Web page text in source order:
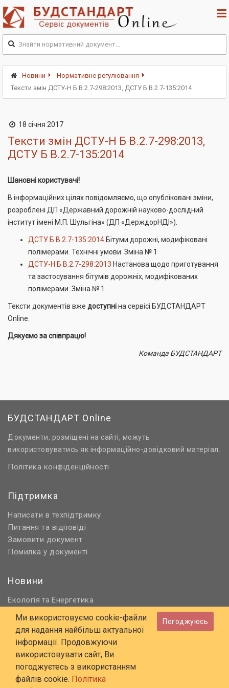
Новини
Нормативне регулювання
Тексти змін ДСТУ-Н Б В.2.7-298:2013, ДСТУ Б В.2.7-135:2014
18 січня 2017
Тексти змін ДСТУ-Н Б В.2.7-298:2013,
ДСТУ Б В.2.7-135:2014
Шановні користувачі!
В інформаційних цілях повідомляємо, що опубліковані зміни,
розроблені ДП «Державний дорожній науково-дослідний
інститут імені М.П. Шульгіна» (ДП «ДерждорНДІ»).
ДСТУ Б В.2.7-135:2014 Бітуми дорожні, модифіковані
полімерами. Технічні умови. Зміна № 1
ДСТУ-Н Б В.2.7-298:2013 Настанова щодо приготування
та застосування бітумів дорожніх, модифікованих
полімерами. Зміна № 1
Тексти документів вже доступніна сервісі БУДСТАНДАРТ
Online.
Дякуємо за співпрацю!
Команда БУДСТАНДАРТ
БУДСТАНДАРТ Online
Документи, розміщені на сайті, можуть
використовуватись як інформаційно-довідковий матеріал.
Політика конфіденційності
Підтримка
Написати в техпідтримку
Питання та відповіді
Замовити документ
Помилка у документі
Новини
Екологія та Енергетика
Нормативне регулювання
Будівництво та проєктування
Охорона праці та ПБ
© 2006 - 2026 Всі права захищені
E-mail: online@budstandart.com
Ми використовуємо cookie-файли
для надання найбільш актуальної
інформації. Продовжуючи
використовувати сайт, Ви
погоджуєтесь з використанням
файлів cookie. Політика
Погоджуюсь